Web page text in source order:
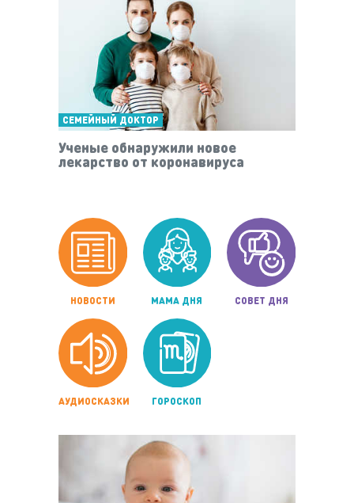
СЕМЕЙНЫЙ ДОКТОР
Ученые обнаружили новое
лекарство от коронавируса
НОВОСТИ МАМА ДНЯ СОВЕТ ДНЯ
АУДИОСКАЗКИ ГОРОСКОП